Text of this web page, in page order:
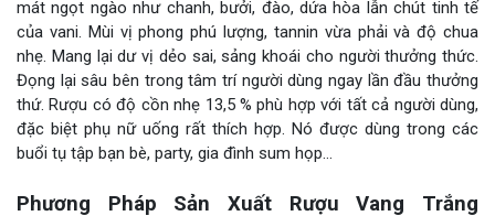
mát ngọt ngào như chanh, bưởi, đào, dứa hòa lẫn chút tinh tế
của vani. Mùi vị phong phú lượng, tannin vừa phải và độ chua
nhẹ. Mang lại dư vị dẻo sai, sảng khoái cho người thưởng thức.
Đọng lại sâu bên trong tâm trí người dùng ngay lần đầu thưởng
thứ. Rượu có độ cồn nhẹ 13,5 % phù hợp với tất cả người dùng,
đặc biệt phụ nữ uống rất thích hợp. Nó được dùng trong các
buổi tụ tập bạn bè, party, gia đình sum họp…
Phương Pháp Sản Xuất Rượu Vang Trắng